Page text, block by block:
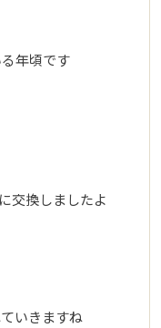
年頃です
交換しましたよ
いきますね